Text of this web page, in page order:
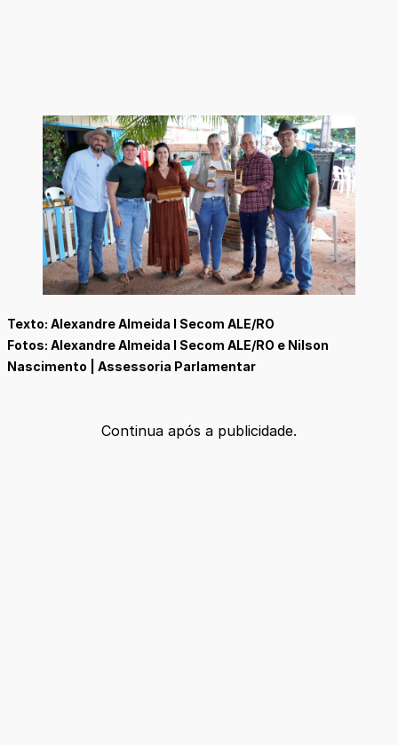
Texto: Alexandre Almeida I Secom ALE/RO
Fotos: Alexandre Almeida I Secom ALE/RO e Nilson
Nascimento | Assessoria Parlamentar
Continua após a publicidade.